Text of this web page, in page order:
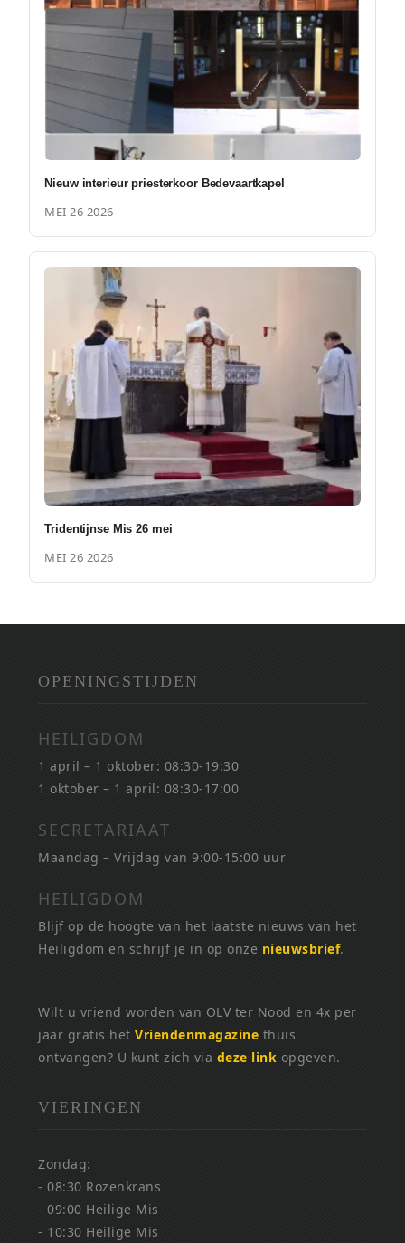
Nieuw interieur priesterkoor Bedevaartkapel
MEI 26 2026
Tridentijnse Mis 26 mei
MEI 26 2026
OPENINGSTIJDEN
HEILIGDOM
1 april – 1 oktober: 08:30-19:30
1 oktober – 1 april: 08:30-17:00
SECRETARIAAT
Maandag – Vrijdag van 9:00-15:00 uur
HEILIGDOM
Blijf op de hoogte van het laatste nieuws van het
Heiligdom en schrijf je in op onze nieuwsbrief.
Wilt u vriend worden van OLV ter Nood en 4x per
jaar gratis hetVriendenmagazine thuis
ontvangen? U kunt zich via deze link opgeven.
VIERINGEN
Zondag:
- 08:30 Rozenkrans
- 09:00 Heilige Mis
- 10:30 Heilige Mis